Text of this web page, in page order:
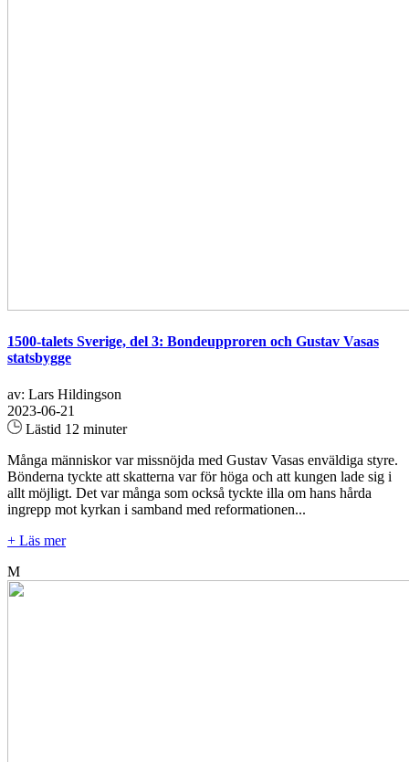
1500-talets Sverige, del 3: Bondeupproren och Gustav Vasas
statsbygge
av: Lars Hildingson
2023-06-21
Lästid 12 minuter
Många människor var missnöjda med Gustav Vasas enväldiga styre.
Bönderna tyckte att skatterna var för höga och att kungen lade sig i
allt möjligt. Det var många som också tyckte illa om hans hårda
ingrepp mot kyrkan i samband med reformationen...
+ Läs mer
M